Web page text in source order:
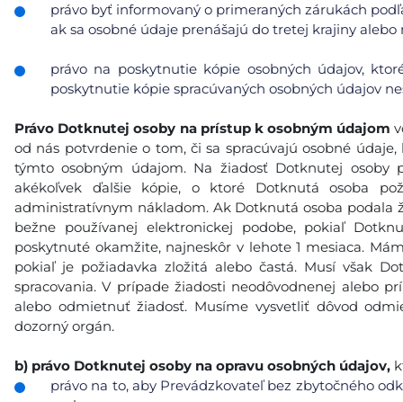
právo byť informovaný o primeraných zárukách
ak sa osobné údaje prenášajú do tretej krajiny
právo na poskytnutie kópie osobných údajov,
poskytnutie kópie spracúvaných osobných údajov
Právo Dotknutej osoby na prístup k osobným údajom
od nás potvrdenie o tom, či sa spracúvajú osobné
týmto osobným údajom. Na žiadosť Dotknutej osoby
akékoľvek ďalšie kópie, o ktoré Dotknutá osoba
administratívnym nákladom. Ak Dotknutá osoba
bežne používanej elektronickej podobe, pokiaľ
poskytnuté okamžite, najneskôr v lehote 1 mesiaca.
pokiaľ je požiadavka zložitá alebo častá. Musí však
spracovania. V prípade žiadosti neodôvodnenej alebo
alebo odmietnuť žiadosť. Musíme vysvetliť dôvod
dozorný orgán.
b) právo Dotknutej osoby na opravu osobných údajov,
právo na to, aby Prevádzkovateľ bez zbytočného